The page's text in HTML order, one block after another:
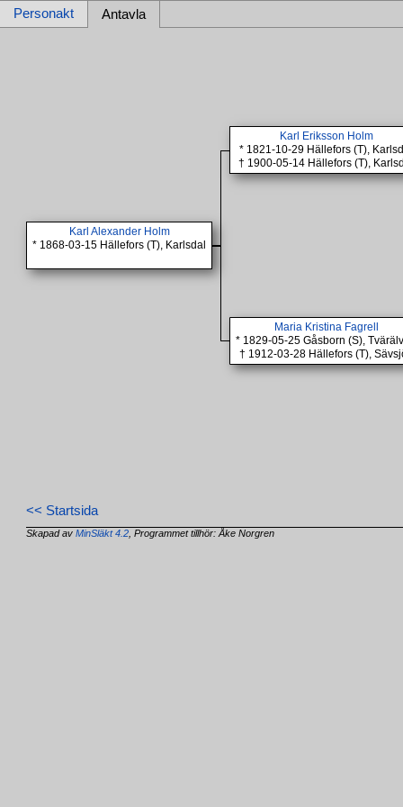
Personakt Antavla
Karl Alexander Holm
* 1868-03-15 Hällefors (T), Karlsdal
Karl Eriksson Holm
* 1821-10-29 Hällefors (T),
† 1900-05-14 Hällefors (T),
Maria Kristina Fagrell
* 1829-05-25 Gåsborn (S),
† 1912-03-28 Hällefors (T),
<< Startsida
Skapad avMinSläkt 4.2 , Programmet tillhör: Åke Norgren